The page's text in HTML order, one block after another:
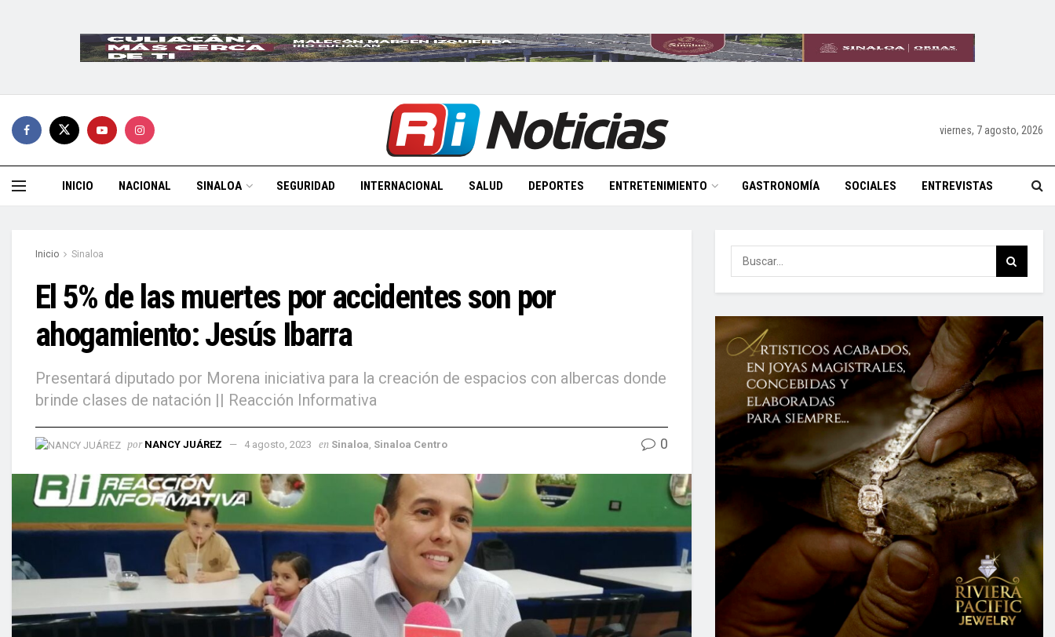
viernes, 7 agosto, 2026
INICIO NACIONAL SINALOA SEGURIDAD INTERNACIONAL SALUD DEPORTES ENTRETENIMIENTO GASTRONOMÍA SOCIALES ENTREVISTAS
Inicio Sinaloa
El 5% de las muertes por accidentes son por
ahogamiento: Jesús Ibarra
Presentará diputado por Morena iniciativa para la creación de espacios con albercas donde
brinde clases de natación || Reacción Informativa
por NANCY JUÁREZ 4 agosto, 2023 en Sinaloa, Sinaloa Centro 0